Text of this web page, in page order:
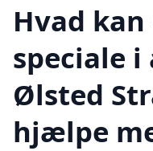
Hvad
speciale
Ølsted
hjælpe